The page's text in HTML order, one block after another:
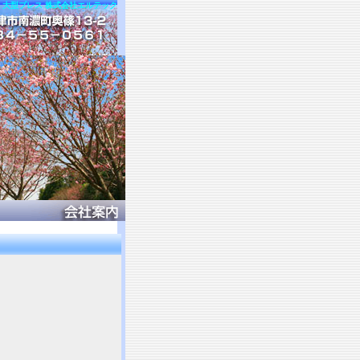
型プレス 株式会社エルテック